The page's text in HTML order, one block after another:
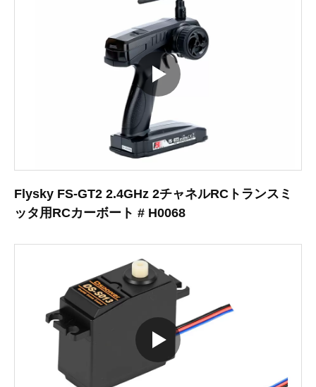
Flysky FS-GT2 2.4GHz 2チャネルRCトランスミ
ッタ用RCカーボート # H0068